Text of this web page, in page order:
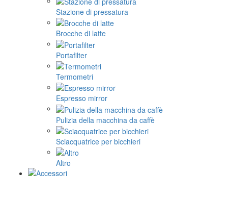
Stazione di pressatura
Brocche di latte
Portafilter
Termometri
Espresso mirror
Pulizia della macchina da caffè
Sciacquatrice per bicchieri
Altro